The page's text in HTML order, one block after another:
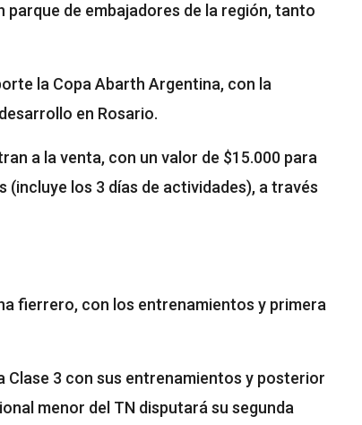
parque de embajadores de la región, tanto
la Copa Abarth Argentina, con la
en Rosario.
a la venta, con un valor de $15.000 para
los 3 días de actividades), a través
fierrero, con los entrenamientos y primera
Clase 3 con sus entrenamientos y posterior
menor del TN disputará su segunda